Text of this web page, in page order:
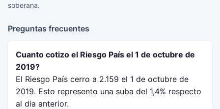
soberana.
Preguntas frecuentes
Cuanto cotizo el Riesgo País el 1 de octubre de
2019?
El Riesgo País cerro a 2.159 el 1 de octubre de
2019. Esto represento una suba del 1,4% respecto
al dia anterior.